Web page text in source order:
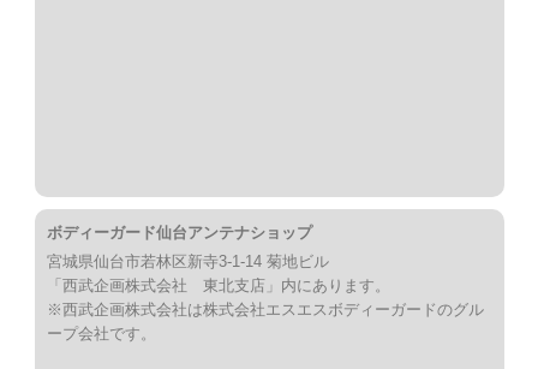
ボディーガード仙台アンテナショップ
宮城県仙台市若林区新寺3-1-14 菊地ビル
「西武企画株式会社 東北支店」内にあります。
※西武企画株式会社は株式会社エスエスボディーガードのグル
ープ会社です。